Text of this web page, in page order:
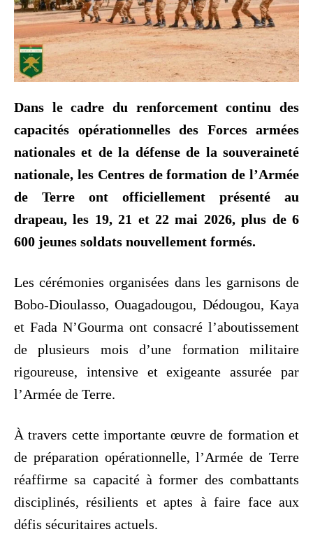
Dans le cadre du renforcement continu des
capacités opérationnelles des Forces armées
nationales et de la défense de la souveraineté
nationale, les Centres de formation de l’Armée
de Terre ont officiellement présenté au
drapeau, les 19, 21 et 22 mai 2026, plus de 6
600 jeunes soldats nouvellement formés.
Les cérémonies organisées dans les garnisons de
Bobo-Dioulasso, Ouagadougou, Dédougou, Kaya
et Fada N’Gourma ont consacré l’aboutissement
de plusieurs mois d’une formation militaire
rigoureuse, intensive et exigeante assurée par
l’Armée de Terre.
À travers cette importante œuvre de formation et
de préparation opérationnelle, l’Armée de Terre
réaffirme sa capacité à former des combattants
disciplinés, résilients et aptes à faire face aux
défis sécuritaires actuels.